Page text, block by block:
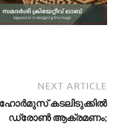
NEXT ARTICLE
ഹോർമുസ് കടലിടുക്കിൽ
ഡ്രോൺ ആക്രമണം;